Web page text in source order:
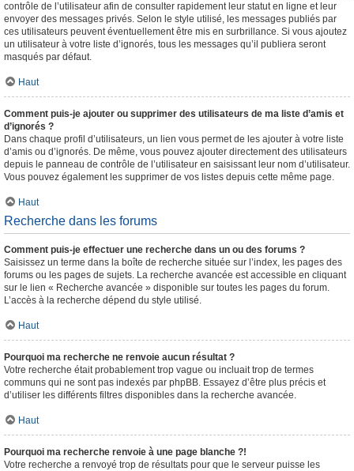
contrôle de l’utilisateur afin de consulter rapidement leur statut en ligne et leur
envoyer des messages privés. Selon le style utilisé, les messages publiés par
ces utilisateurs peuvent éventuellement être mis en surbrillance. Si vous ajoutez
un utilisateur à votre liste d’ignorés, tous les messages qu’il publiera seront
masqués par défaut.
Haut
Comment puis-je ajouter ou supprimer des utilisateurs de ma liste d’amis et
d’ignorés ?
Dans chaque profil d’utilisateurs, un lien vous permet de les ajouter à votre liste
d’amis ou d’ignorés. De même, vous pouvez ajouter directement des utilisateurs
depuis le panneau de contrôle de l’utilisateur en saisissant leur nom d’utilisateur.
Vous pouvez également les supprimer de vos listes depuis cette même page.
Haut
Recherche dans les forums
Comment puis-je effectuer une recherche dans un ou des forums ?
Saisissez un terme dans la boîte de recherche située sur l’index, les pages des
forums ou les pages de sujets. La recherche avancée est accessible en cliquant
sur le lien « Recherche avancée » disponible sur toutes les pages du forum.
L’accès à la recherche dépend du style utilisé.
Haut
Pourquoi ma recherche ne renvoie aucun résultat ?
Votre recherche était probablement trop vague ou incluait trop de termes
communs qui ne sont pas indexés par phpBB. Essayez d’être plus précis et
d’utiliser les différents filtres disponibles dans la recherche avancée.
Haut
Pourquoi ma recherche renvoie à une page blanche ?!
Votre recherche a renvoyé trop de résultats pour que le serveur puisse les